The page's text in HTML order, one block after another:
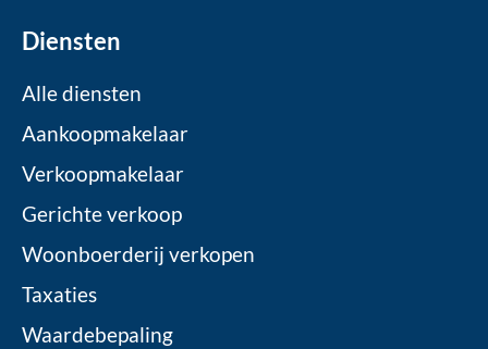
Diensten
Alle diensten
Aankoopmakelaar
Verkoopmakelaar
Gerichte verkoop
Woonboerderij verkopen
Taxaties
Waardebepaling